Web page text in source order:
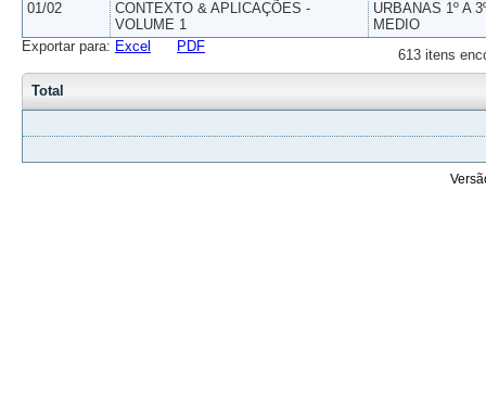
01/02
CONTEXTO & APLICAÇÕES -
VOLUME 1
URBANAS 1º A
MEDIO
613 itens
Exportar para: Excel PDF
Total